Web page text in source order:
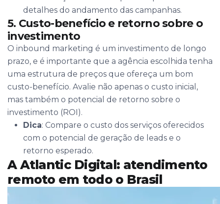
detalhes do andamento das campanhas.
5. Custo-benefício e retorno sobre o
investimento
O inbound marketing é um investimento de longo
prazo, e é importante que a agência escolhida tenha
uma estrutura de preços que ofereça um bom
custo-benefício. Avalie não apenas o custo inicial,
mas também o potencial de retorno sobre o
investimento (ROI).
Dica: Compare o custo dos serviços oferecidos
com o potencial de geração de leads e o
retorno esperado.
A Atlantic Digital: atendimento
remoto em todo o Brasil